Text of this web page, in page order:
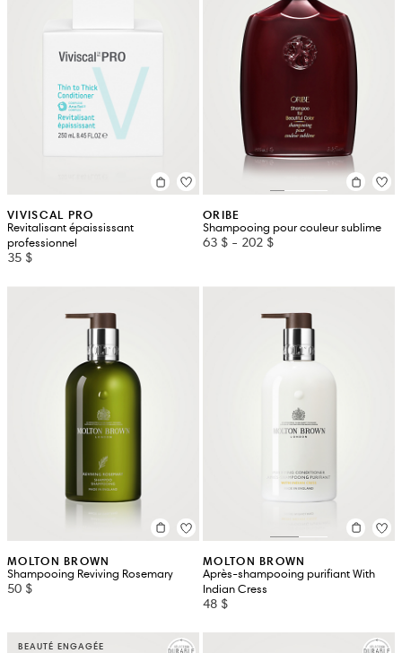
VIVISCAL PRO
Revitalisant épaississant
professionnel
35 $
ORIBE
Shampooing pour couleur sublime
63 $ - 202 $
MOLTON BROWN
Shampooing Reviving Rosemary
50 $
MOLTON BROWN
Après-shampooing purifiant With
Indian Cress
48 $
BEAUTÉ ENGAGÉE